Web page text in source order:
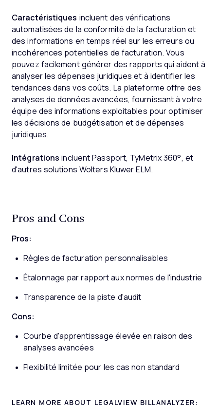
Caractéristiques incluent des vérifications
automatisées de la conformité de la facturation et
des informations en temps réel sur les erreurs ou
incohérences potentielles de facturation. Vous
pouvez facilement générer des rapports qui aident à
analyser les dépenses juridiques et à identifier les
tendances dans vos coûts. La plateforme offre des
analyses de données avancées, fournissant à votre
équipe des informations exploitables pour optimiser
les décisions de budgétisation et de dépenses
juridiques.
Intégrationsincluent Passport, TyMetrix 360°, et
d'autres solutions Wolters Kluwer ELM.
Pros and Cons
Pros:
Règles de facturation personnalisables
Étalonnage par rapport aux normes de l'industrie
Transparence de la piste d'audit
Cons:
Courbe d'apprentissage élevée en raison des
analyses avancées
Flexibilité limitée pour les cas non standard
LEARN MORE ABOUT LEGALVIEW BILLANALYZER: